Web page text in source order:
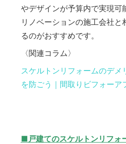
やデザインが予算内で実現可
リノベーションの施工会社と
るのがおすすめです。
〈関連コラム〉
スケルトンリフォームのデメ
を防ごう｜間取りビフォーア
■戸建てのスケルトンリフォ